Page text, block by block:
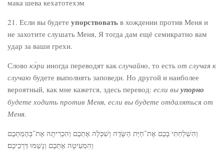
мака́ ше́ва кехатотехэ́м
21. Если вы будете упорствовать в хождении против Меня и
не захотите слушать Меня, Я тогда дам ещё семикратно вам
удар за ваши грехи.
Слово кэ́ри иногда переводят как случайно, то есть от случая к
случаю будете выполнять заповеди. Но другой и наиболее
вероятный, как мне кажется, здесь перевод: если вы упорно
будете ходить против Меня, если вы будете отдаляться от
Меня.
וְהִשְׁלַחְתִּי בָכֶם אֶת־חַיַּת הַשָּׂדֶה וְשִׁכְּלָה אֶתְכֶם וְהִכְרִיתָה אֶת־בְּהֶמְתְּכֶם
וְהִמְעִיטָה אֶתְכֶם וְנָשַׁמּוּ דַּרְכֵיכֶם׃